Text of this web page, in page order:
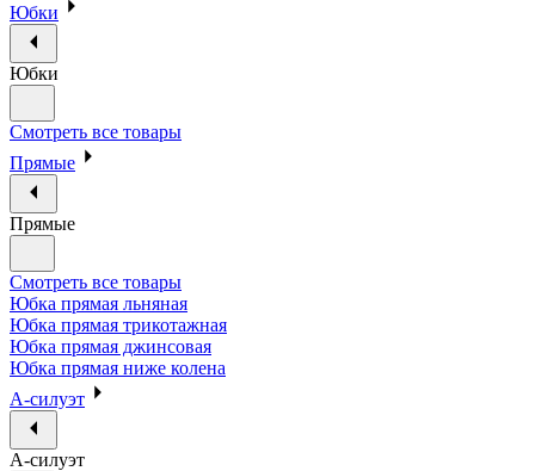
Юбки
Юбки
Смотреть все товары
Прямые
Прямые
Смотреть все товары
Юбка прямая льняная
Юбка прямая трикотажная
Юбка прямая джинсовая
Юбка прямая ниже колена
А-силуэт
А-силуэт